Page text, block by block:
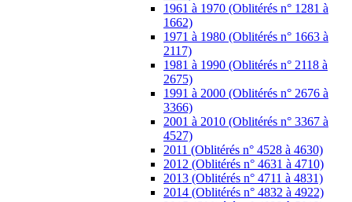
1961 à 1970 (Oblitérés n° 1281 à
1662)
1971 à 1980 (Oblitérés n° 1663 à
2117)
1981 à 1990 (Oblitérés n° 2118 à
2675)
1991 à 2000 (Oblitérés n° 2676 à
3366)
2001 à 2010 (Oblitérés n° 3367 à
4527)
2011 (Oblitérés n° 4528 à 4630)
2012 (Oblitérés n° 4631 à 4710)
2013 (Oblitérés n° 4711 à 4831)
2014 (Oblitérés n° 4832 à 4922)